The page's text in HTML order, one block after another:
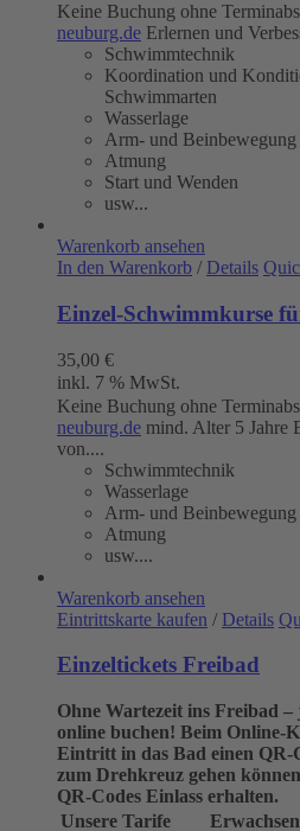
Keine Buchung ohne
neuburg.de Erlernen und
Schwimmtechnik
Koordination und
Schwimmarten
Wasserlage
Arm- und Beinbewegung
Atmung
Start und Wenden
usw...
Warenkorb ansehen
In den Warenkorb / Details
Einzel-Schwimmkurse
35,00 €
inkl. 7 % MwSt.
Keine Buchung ohne
neuburg.de mind. Alter 5 Jahre
von....
Schwimmtechnik
Wasserlage
Arm- und Beinbewegung
Atmung
usw....
Warenkorb ansehen
Eintrittskarte kaufen / Details
Einzeltickets Freibad
Ohne Wartezeit ins Freibad
online buchen! Beim Online-
Eintritt in das Bad einen QR-
zum Drehkreuz gehen
QR-Codes Einlass erhalten.
Unsere Tarife